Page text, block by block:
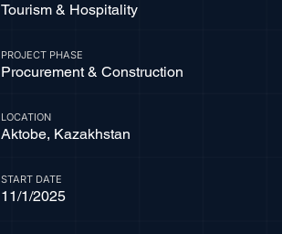
Tourism & Hospitality
PROJECT PHASE
Procurement & Construction
LOCATION
Aktobe, Kazakhstan
START DATE
11/1/2025